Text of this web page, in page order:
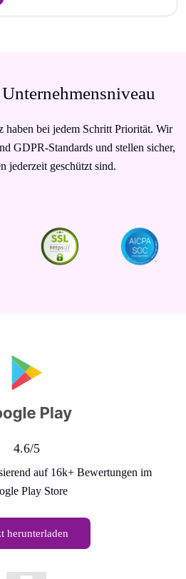
haben bei jedem Schritt Priorität. Wir
GDPR-Standards und stellen sicher,
jederzeit geschützt sind.
4.6/5
auf 16k+ Bewertungen im
Play Store
herunterladen